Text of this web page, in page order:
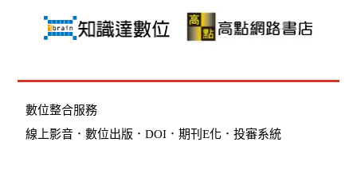
數位整合服務
線上影音 ．數位出版 ．DOI ．期刊E化 ．投審系統